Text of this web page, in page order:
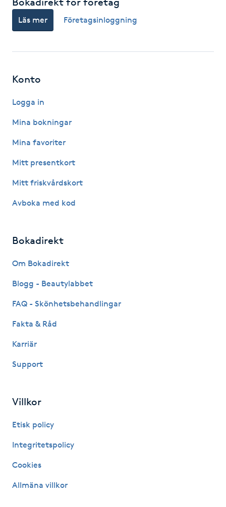
Meditation
Mesoterapi
Microshading
Mixfransar
Nagelförlängning
Nagelförlängning gelé
Nagelförlängning silke
Nagelsvamp
Läs mer Företagsinloggning
Konto
Logga in
Mina bokningar
Mina favoriter
Mitt presentkort
Mitt friskvårdskort
Avboka med kod
Bokadirekt
Om Bokadirekt
Blogg - Beautylabbet
FAQ - Skönhetsbehandlingar
Fakta & Råd
Karriär
Support
Villkor
Etisk policy
Integritetspolicy
Cookies
Allmäna villkor